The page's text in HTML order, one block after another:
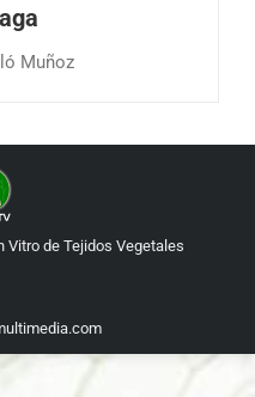
Muñoz
Vitro de Tejidos Vegetales